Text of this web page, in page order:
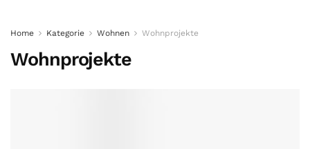
Home Kategorie Wohnen Wohnprojekte
Wohnprojekte